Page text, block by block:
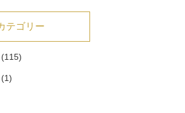
テゴリー
(115)
(1)